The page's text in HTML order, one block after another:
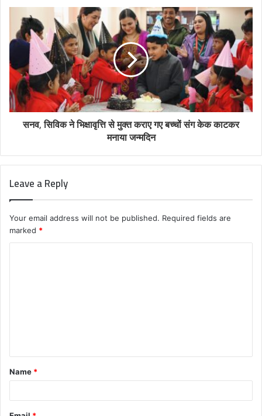
सनव, सिविक ने भिक्षावृत्ति से मुक्त कराए गए बच्चों संग केक काटकर
मनाया जन्मदिन
Leave a Reply
Your email address will not be published. Required fields are
marked *
t
*
Name *